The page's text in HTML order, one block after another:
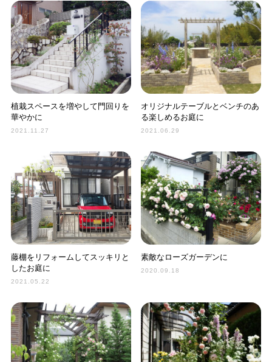
植栽スペースを増やして門回りを
華やかに
2021.11.27
オリジナルテーブルとベンチのあ
る楽しめるお庭に
2021.06.29
藤棚をリフォームしてスッキリと
したお庭に
2021.05.22
素敵なローズガーデンに
2020.09.18